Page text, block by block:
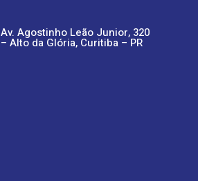
Av. Agostinho Leão Junior, 320
– Alto da Glória, Curitiba – PR